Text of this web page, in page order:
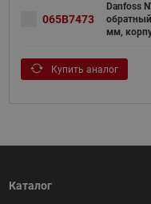
065B7473
Danfoss
мм,
Купить аналог
Каталог